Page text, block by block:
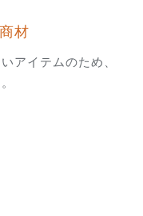
材
アイテムのため、